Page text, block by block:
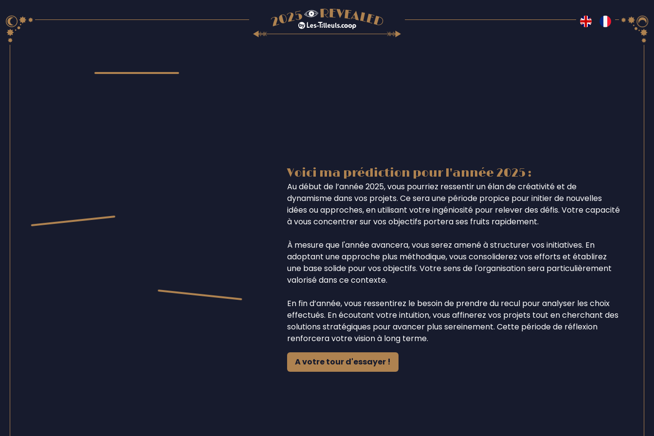
Voici ma prédiction pour l'année 2025 :
Au début de l’année 2025, vous pourriez ressentir un élan de créativité et de
dynamisme dans vos projets. Ce sera une période propice pour initier de nouvelles
idées ou approches, en utilisant votre ingéniosité pour relever des défis. Votre capacité
à vous concentrer sur vos objectifs portera ses fruits rapidement.
À mesure que l'année avancera, vous serez amené à structurer vos initiatives. En
adoptant une approche plus méthodique, vous consoliderez vos efforts et établirez
une base solide pour vos objectifs. Votre sens de l'organisation sera particulièrement
valorisé dans ce contexte.
En fin d’année, vous ressentirez le besoin de prendre du recul pour analyser les choix
effectués. En écoutant votre intuition, vous affinerez vos projets tout en cherchant des
solutions stratégiques pour avancer plus sereinement. Cette période de réflexion
renforcera votre vision à long terme.
A votre tour d'essayer !